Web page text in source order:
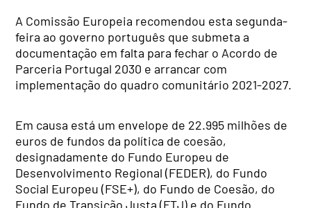
A Comissão Europeia recomendou esta segunda-
feira ao governo português que submeta a
documentação em falta para fechar o Acordo de
Parceria Portugal 2030 e arrancar com
implementação do quadro comunitário 2021-2027.
Em causa está um envelope de 22.995 milhões de
euros de fundos da política de coesão,
designadamente do Fundo Europeu de
Desenvolvimento Regional (FEDER), do Fundo
Social Europeu (FSE+), do Fundo de Coesão, do
Fundo de Transição Justa (FTJ) e do Fundo